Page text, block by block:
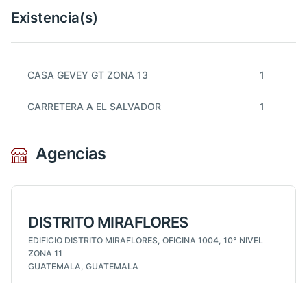
Existencia(s)
CASA GEVEY GT ZONA 13 1
CARRETERA A EL SALVADOR 1
Agencias
DISTRITO MIRAFLORES
EDIFICIO DISTRITO MIRAFLORES, OFICINA 1004, 10° NIVEL
ZONA 11
GUATEMALA, GUATEMALA